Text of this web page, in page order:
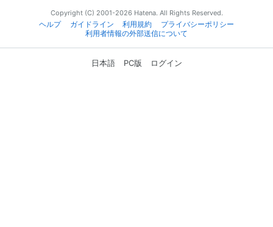
Copyright (C) 2001-2026 Hatena. All Rights Reserved.
ヘルプ
ガイドライン 利用規約
プライバシーポリシー
利用者情報の外部送信について
日本語 PC版 ログイン